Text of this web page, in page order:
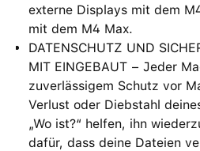
externe Displays mit dem
mit dem M4 Max.
DATENSCHUTZ UND
MIT EINGEBAUT − Jeder
zuverlässigem Schutz vor
Verlust oder Diebstahl
„Wo ist?“ helfen, ihn
dafür, dass deine Dateien